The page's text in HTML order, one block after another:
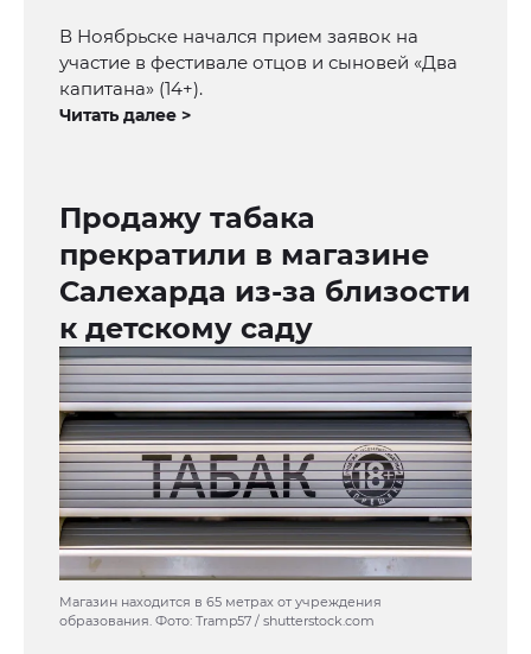
В Ноябрьске начался прием заявок на
участие в фестивале отцов и сыновей «Два
капитана» (14+).
Читать далее >
Продажу табака
прекратили в магазине
Салехарда из-за близости
к детскому саду
Магазин находится в 65 метрах от учреждения
образования. Фото: Tramp57 / shutterstock.com